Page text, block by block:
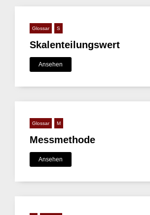
Glossar S
Skalenteilungswert
Ansehen
Glossar M
Messmethode
Ansehen